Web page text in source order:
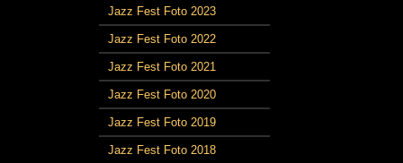
Jazz Fest Foto 2023
Jazz Fest Foto 2022
Jazz Fest Foto 2021
Jazz Fest Foto 2020
Jazz Fest Foto 2019
Jazz Fest Foto 2018